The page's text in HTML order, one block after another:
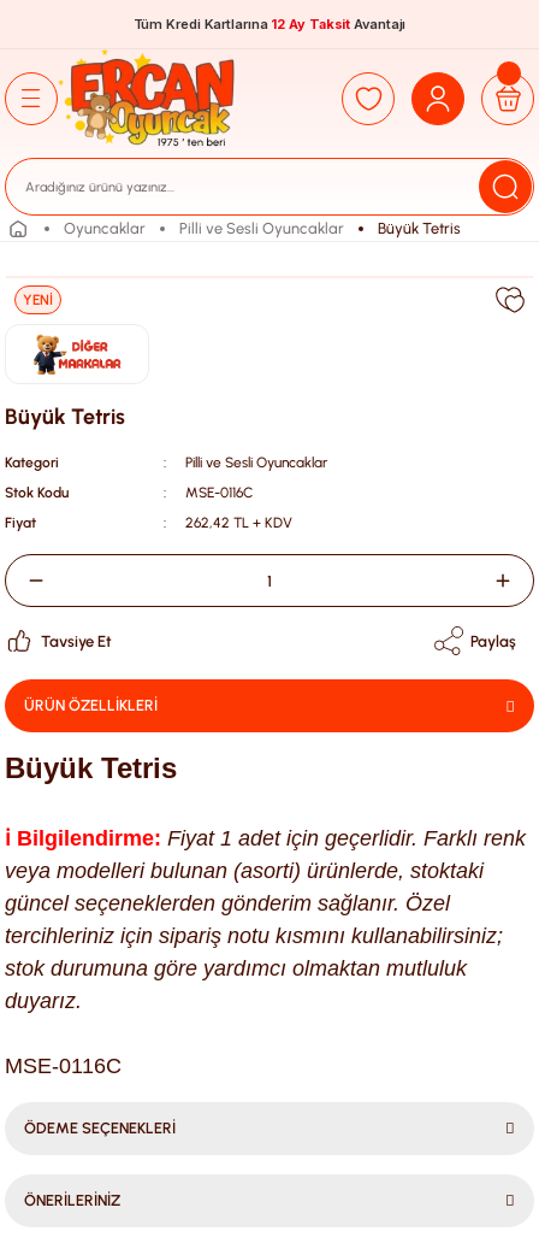
Tüm Kredi Kartlarına 12 Ay Taksit Avantajı
Oyuncaklar Pilli ve Sesli Oyuncaklar Büyük Tetris
YENİ
Büyük Tetris
Kategori
Pilli ve Sesli Oyuncaklar
Stok Kodu
MSE-0116C
Fiyat
262,42 TL + KDV
Tavsiye Et Paylaş
ÜRÜN ÖZELLİKLERİ
Büyük Tetris
ℹ️ Bilgilendirme: Fiyat 1 adet için geçerlidir. Farklı renk
veya modelleri bulunan (asorti) ürünlerde, stoktaki
güncel seçeneklerden gönderim sağlanır. Özel
tercihleriniz için sipariş notu kısmını kullanabilirsiniz;
stok durumuna göre yardımcı olmaktan mutluluk
duyarız.
MSE-0116C
ÖDEME SEÇENEKLERİ
ÖNERİLERİNİZ